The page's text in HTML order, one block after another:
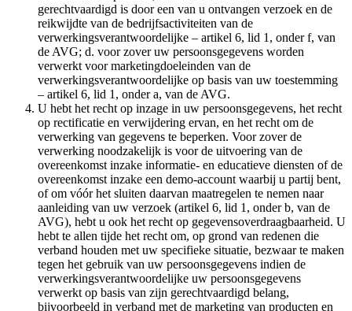
gerechtvaardigd is door een van u ontvangen verzoek en de
reikwijdte van de bedrijfsactiviteiten van de
verwerkingsverantwoordelijke – artikel 6, lid 1, onder f, van
de AVG; d. voor zover uw persoonsgegevens worden
verwerkt voor marketingdoeleinden van de
verwerkingsverantwoordelijke op basis van uw toestemming
– artikel 6, lid 1, onder a, van de AVG.
U hebt het recht op inzage in uw persoonsgegevens, het recht
op rectificatie en verwijdering ervan, en het recht om de
verwerking van gegevens te beperken. Voor zover de
verwerking noodzakelijk is voor de uitvoering van de
overeenkomst inzake informatie- en educatieve diensten of de
overeenkomst inzake een demo-account waarbij u partij bent,
of om vóór het sluiten daarvan maatregelen te nemen naar
aanleiding van uw verzoek (artikel 6, lid 1, onder b, van de
AVG), hebt u ook het recht op gegevensoverdraagbaarheid. U
hebt te allen tijde het recht om, op grond van redenen die
verband houden met uw specifieke situatie, bezwaar te maken
tegen het gebruik van uw persoonsgegevens indien de
verwerkingsverantwoordelijke uw persoonsgegevens
verwerkt op basis van zijn gerechtvaardigd belang,
bijvoorbeeld in verband met de marketing van producten en